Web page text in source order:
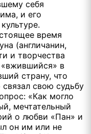
себя
и его
время
(англичанин,
и творчества
«вжившийся» в
страну, что
свою судьбу
«Как могло
мечтательный
о любви «Пан» и
он им или не